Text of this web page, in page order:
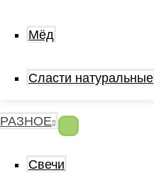
Мёд
Сласти натуральные
РАЗНОЕ
Свечи